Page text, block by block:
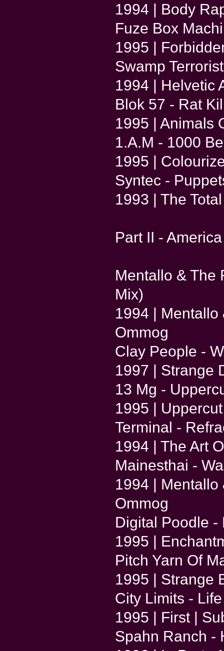
1994 | Body
Fuze Box
1995 |
Swamp
1994 | Helvetic
Blok 57 - Rat
1995 | Animals
1.A.M - 1000
1995 |
Syntec -
1993 | The
Part II - America
Mentallo & The
Mix)
1994 | Mentallo
Ommog
Clay People -
1997 | Strange
13 Mg -
1995 |
Terminal -
1994 | The Art
Mainesthai -
1994 | Mentallo
Ommog
Digital Poodle -
1995 |
Pitch Yarn Of
1995 | Strange
City Limits -
1995 | First |
Spahn Ranch -